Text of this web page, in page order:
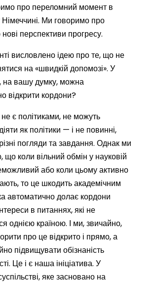
про переломний момент в
у Німеччині. Ми говоримо про
перспективи прогресу.
висловлено ідею про те, що не
на «швидкій допомозі». У
на вашу думку, можна
відкрити кордони?
є політиками, не можуть
як політики — і не повинні,
погляди та завдання. Однак ми
що коли вільний обмін у науковій
або коли цьому активно
то це шкодить академічним
автоматично долає кордони
в питаннях, які не
однією країною. І ми, звичайно,
про це відкрито і прямо, а
підвищувати обізнаність
Це і є наша ініціатива. У
яке засновано на